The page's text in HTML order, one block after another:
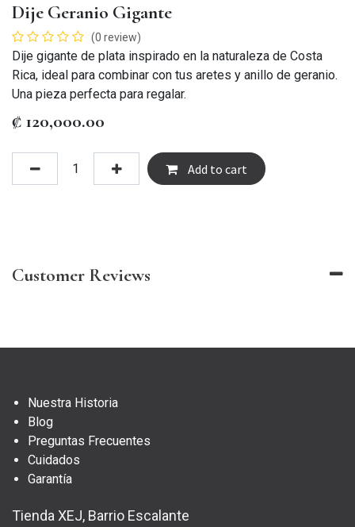
Dije Geranio Gigante
(0 review)
Dije gigante de plata inspirado en la naturaleza de Costa
Rica, ideal para combinar con tus aretes y anillo de geranio.
Una pieza perfecta para regalar.
₡ 120,000.00
Add to cart
Customer Reviews
Nuestra Historia
Blog
Preguntas Frecuentes
Cuidados
Garantía
Tienda XEJ, Barrio Escalante